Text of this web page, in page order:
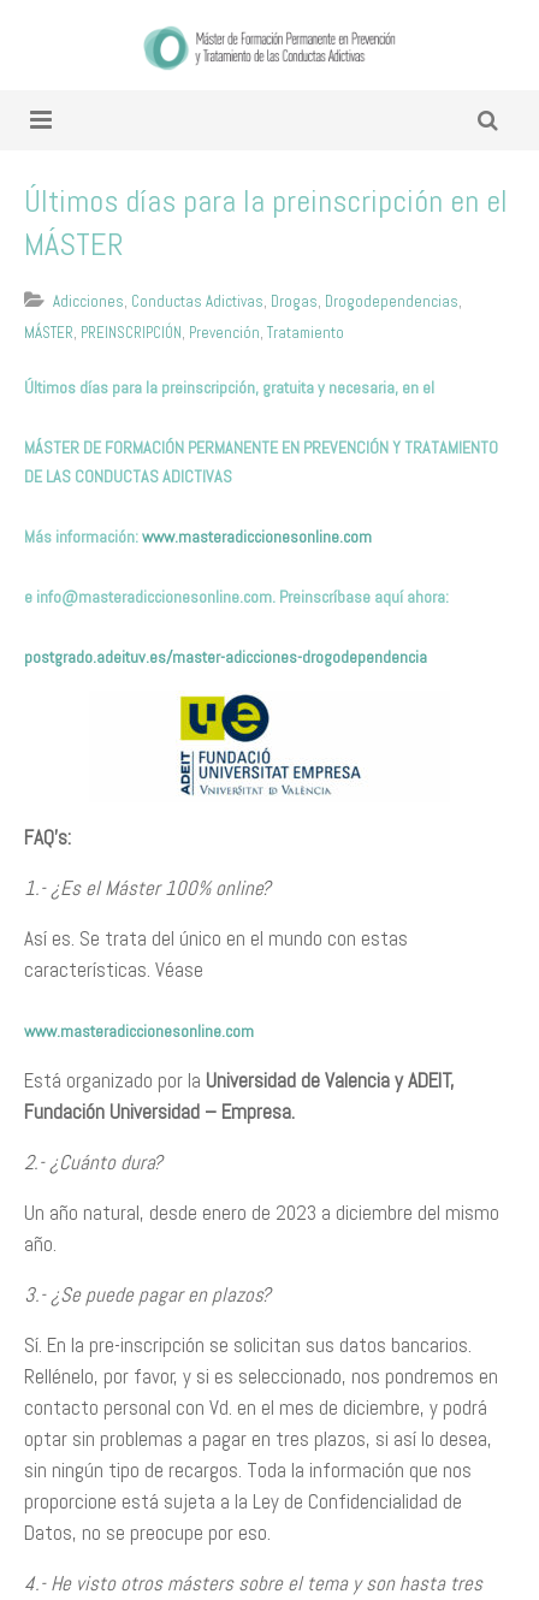
Últimos días para la preinscripción en el
MÁSTER
Adicciones, Conductas Adictivas, Drogas, Drogodependencias,
MÁSTER, PREINSCRIPCIÓN, Prevención, Tratamiento
Últimos días para la preinscripción, gratuita y necesaria, en el
MÁSTER DE FORMACIÓN PERMANENTE EN PREVENCIÓN Y TRATAMIENTO
DE LAS CONDUCTAS ADICTIVAS
Más información:www.masteradiccionesonline.com
e info@masteradiccionesonline.com. Preinscríbase aquí ahora:
postgrado.adeituv.es/master-adicciones-drogodependencia
FAQ’s:
1.- ¿Es el Máster 100% online?
Así es. Se trata del único en el mundo con estas
características. Véase
www.masteradiccionesonline.com
Está organizado por la Universidad de Valencia y ADEIT,
Fundación Universidad – Empresa.
2.- ¿Cuánto dura?
Un año natural, desde enero de 2023 a diciembre del mismo
año.
3.- ¿Se puede pagar en plazos?
Sí. En la pre-inscripción se solicitan sus datos bancarios.
Rellénelo, por favor, y si es seleccionado, nos pondremos en
contacto personal con Vd. en el mes de diciembre, y podrá
optar sin problemas a pagar en tres plazos, si así lo desea,
sin ningún tipo de recargos. Toda la información que nos
proporcione está sujeta a la Ley de Confidencialidad de
Datos, no se preocupe por eso.
4.- He visto otros másters sobre el tema y son hasta tres